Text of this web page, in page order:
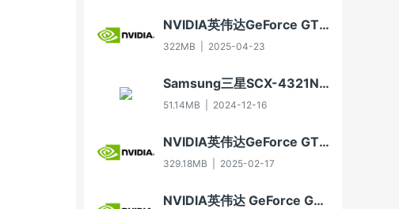
NVIDIA英伟达GeForce GT 705显卡驱动For Win7-32/Win8-32/Win8.1-32
322MB 2025-04-23
Samsung三星SCX-4321NS多功能一体机打印驱动3.11.60.00:04版For WinXP-32/WinXP-64/Vista-32/Vista-64/Win7-32/Win7-64（2012年8月30日发布）
51.14MB 2024-12-16
NVIDIA英伟达GeForce GTX 750显卡驱动For Win7-32/Win8-32/Win8.1-32
329.18MB 2025-02-17
NVIDIA英伟达 GeForce GTX 550 Ti显卡驱动Win7 64/Win8 64/Win8.1 64